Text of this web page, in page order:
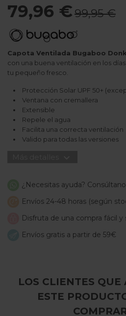
79,96 €99,95 €
Capota Ventilada Bugaboo
con una buena ventilación en los
tu pequeño fresco.
Protección Solar UPF 50+
Ventana con cremallera
Extensible
Repele el agua
Facilita una correcta ventilación
Valido para todas las versiones
¿Necesitas ayuda?
Envíos 24-48 horas (según
Disfruta de una compra fácil y
Envíos gratis a partir de 59€
LOS CLIENTES QUE
ESTE